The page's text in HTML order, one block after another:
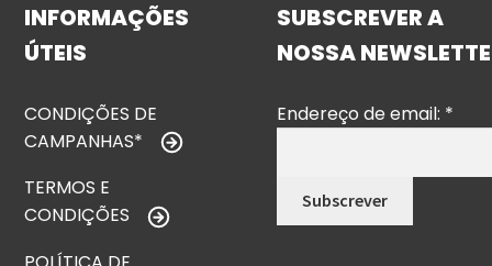
INFORMAÇÕES
ÚTEIS
CONDIÇÕES DE
CAMPANHAS*
TERMOS E
CONDIÇÕES
SUBSCREVER A
NOSSA
Endereço de email: *